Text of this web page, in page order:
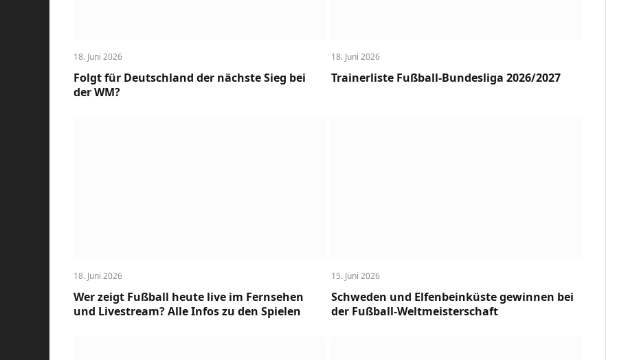
18. Juni 2026
Folgt für Deutschland der nächste Sieg bei
der WM?
18. Juni 2026
Trainerliste Fußball-Bundesliga 2026/2027
18. Juni 2026
Wer zeigt Fußball heute live im Fernsehen
und Livestream? Alle Infos zu den Spielen
15. Juni 2026
Schweden und Elfenbeinküste gewinnen bei
der Fußball-Weltmeisterschaft